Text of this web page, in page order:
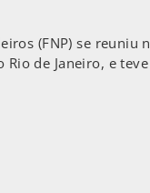
(FNP) se
de Janeiro, e